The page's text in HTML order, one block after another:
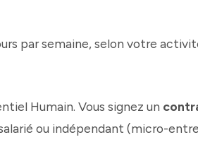
par semaine, selon votre
Humain. Vous signez un
ou indépendant (micro-